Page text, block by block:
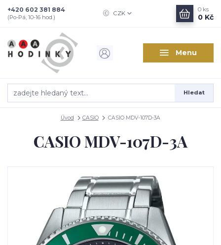
Menu
CZK
Hledat
+420 602 381 884
(Po-Pá, 10-16 hod.)
0 ks
0 Kč
Úvod CASIO CASIO MDV-107D-3A
CASIO MDV-107D-3A